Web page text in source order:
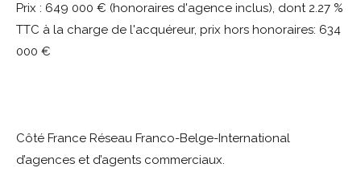
Prix : 649 000 € (honoraires d'agence inclus), dont 2.27 %
TTC à la charge de l'acquéreur, prix hors honoraires: 634
000 €
Côté France Réseau Franco-Belge-International
d’agences et d’agents commerciaux.